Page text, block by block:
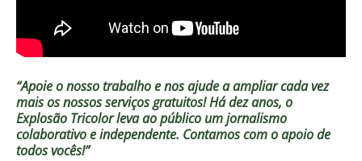
“Apoie o nosso trabalho e nos ajude a ampliar cada vez
mais os nossos serviços gratuitos!Há dez anos, o
Explosão Tricolor leva ao público um jornalismo
colaborativo e independente. Contamos com o apoio de
todos vocês!”